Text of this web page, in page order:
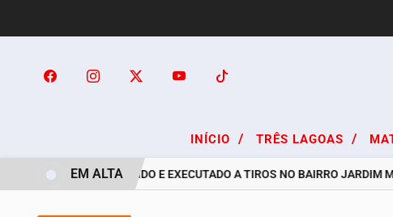
INÍCIO / TRÊS LAGOAS /
24 ANOS É PERSEGUIDO E EXECUTADO A TIROS NO BAIRRO JARDIM
EM ALTA